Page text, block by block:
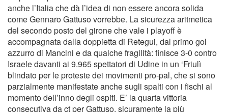
anche l’Italia che dà l’idea di non essere ancora solida
come Gennaro Gattuso vorrebbe. La sicurezza aritmetica
del secondo posto del girone che vale i playoff è
accompagnata dalla doppietta di Retegui, dal primo gol
azzurro di Mancini e da qualche fragilità: finisce 3-0 contro
Israele davanti ai 9.965 spettatori di Udine in un ‘Friulì
blindato per le proteste dei movimenti pro-pal, che si sono
parzialmente manifestate anche sugli spalti con i fischi al
momento dell’inno degli ospiti. E’ la quarta vittoria
consecutiva da ct per Gattuso, sicuramente la più